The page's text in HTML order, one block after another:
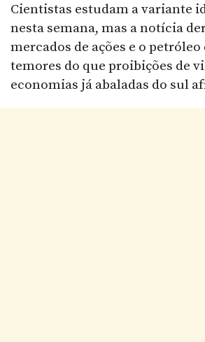
Cientistas estudam a variante
nesta semana, mas a notícia
mercados de ações e o
temores do que proibições de
economias já abaladas do sul